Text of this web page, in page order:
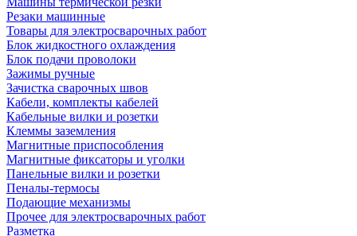
Резаки машинные
Товары для электросварочных работ
Блок жидкостного охлаждения
Блок подачи проволоки
Зажимы ручные
Зачистка сварочных швов
Кабели, комплекты кабелей
Кабельные вилки и розетки
Клеммы заземления
Магнитные приспособления
Магнитные фиксаторы и уголки
Панельные вилки и розетки
Пеналы-термосы
Подающие механизмы
Прочее для электросварочных работ
Разметка